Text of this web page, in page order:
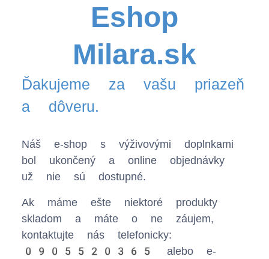
Eshop
Milara.sk
Ďakujeme za vašu priazeň
a dôveru.
Náš e-shop s výživovými doplnkami
bol ukončený a online objednávky
už nie sú dostupné.
Ak máme ešte niektoré produkty
skladom a máte o ne záujem,
kontaktujte nás telefonicky:
0905520365 alebo e-